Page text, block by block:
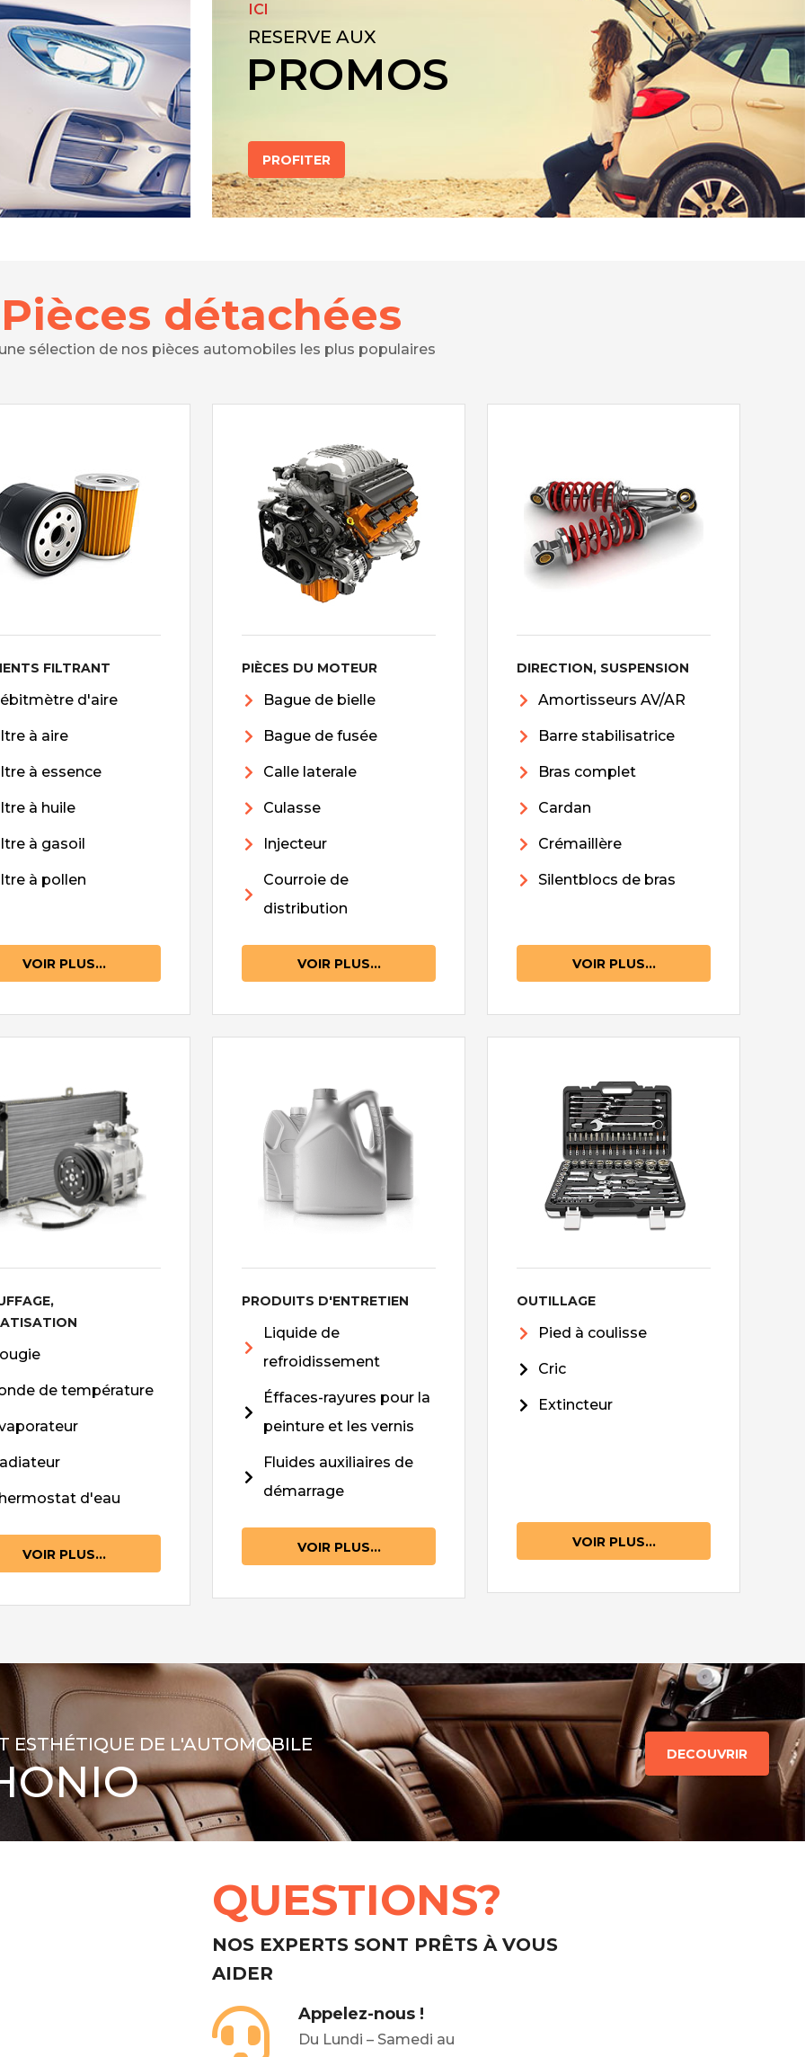
ICI
RESERVE AUX
PROMOS
PROFITER
Pièces détachées
sélection de nos pièces automobiles les plus populaires
FILTRANT
d'aire
à aire
à essence
à huile
à gasoil
à pollen
VOIR PLUS...
PIÈCES DU MOTEUR
Bague de bielle
Bague de fusée
Calle laterale
Culasse
Injecteur
Courroie de
distribution
VOIR PLUS...
DIRECTION, SUSPENSION
Amortisseurs AV/AR
Barre stabilisatrice
Bras complet
Cardan
Crémaillère
Silentblocs de bras
VOIR PLUS...
de température
d'eau
VOIR PLUS...
PRODUITS D'ENTRETIEN
Liquide de
refroidissement
Éffaces-rayures pour la
peinture et les vernis
Fluides auxiliaires de
démarrage
VOIR PLUS...
OUTILLAGE
Pied à coulisse
Cric
Extincteur
VOIR PLUS...
ESTHÉTIQUE DE L'AUTOMOBILE DECOUVRIR
QUESTIONS?
NOS EXPERTS SONT PRÊTS À VOUS
AIDER
Appelez-nous !
Du Lundi – Samedi au